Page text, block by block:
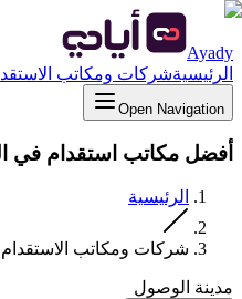
Ayady
الرئيسيةشركات ومكاتب
Open Navigation
أفضل مكاتب استقدام في
الرئيسية
شركات ومكاتب الاستقدام
مدينة الوصول